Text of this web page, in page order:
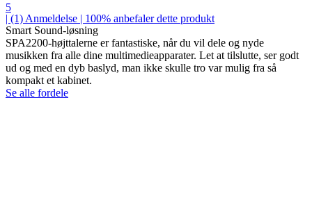
5
| (1) Anmeldelse | 100% anbefaler dette produkt
Smart Sound-løsning
SPA2200-højttalerne er fantastiske, når du vil dele og nyde
musikken fra alle dine multimedieapparater. Let at tilslutte, ser godt
ud og med en dyb baslyd, man ikke skulle tro var mulig fra så
kompakt et kabinet.
Se alle fordele